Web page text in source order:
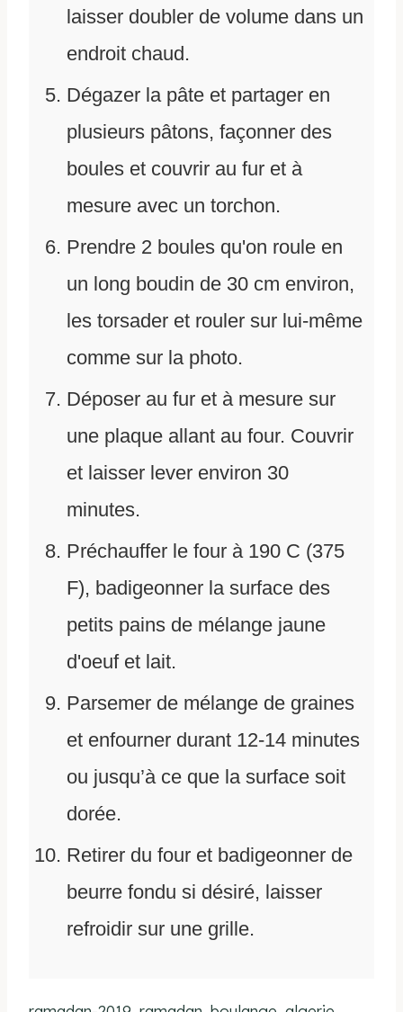
laisser doubler de volume dans un
endroit chaud.
Dégazer la pâte et partager en
plusieurs pâtons, façonner des
boules et couvrir au fur et à
mesure avec un torchon.
Prendre 2 boules qu'on roule en
un long boudin de 30 cm environ,
les torsader et rouler sur lui-même
comme sur la photo.
Déposer au fur et à mesure sur
une plaque allant au four. Couvrir
et laisser lever environ 30
minutes.
Préchauffer le four à 190 C (375
F), badigeonner la surface des
petits pains de mélange jaune
d'oeuf et lait.
Parsemer de mélange de graines
et enfourner durant 12-14 minutes
ou jusqu’à ce que la surface soit
dorée.
Retirer du four et badigeonner de
beurre fondu si désiré, laisser
refroidir sur une grille.